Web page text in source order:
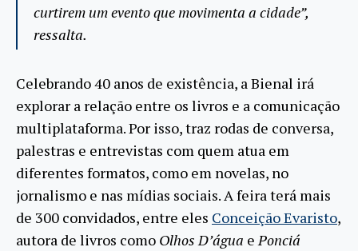
curtirem um evento que movimenta a cidade”,
ressalta.
Celebrando 40 anos de existência, a Bienal irá
explorar a relação entre os livros e a comunicação
multiplataforma. Por isso, traz rodas de conversa,
palestras e entrevistas com quem atua em
diferentes formatos, como em novelas, no
jornalismo e nas mídias sociais. A feira terá mais
de 300 convidados, entre eles Conceição Evaristo,
autora de livros como Olhos D’água ePonciá